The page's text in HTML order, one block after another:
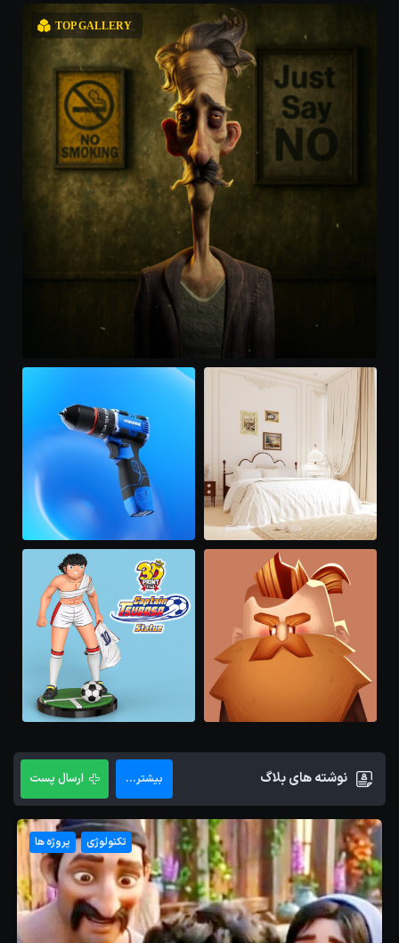
TOP GALLERY
نوشته های بلاگ بیشتر... ارسال پست
پروژه ها تکنولوژی